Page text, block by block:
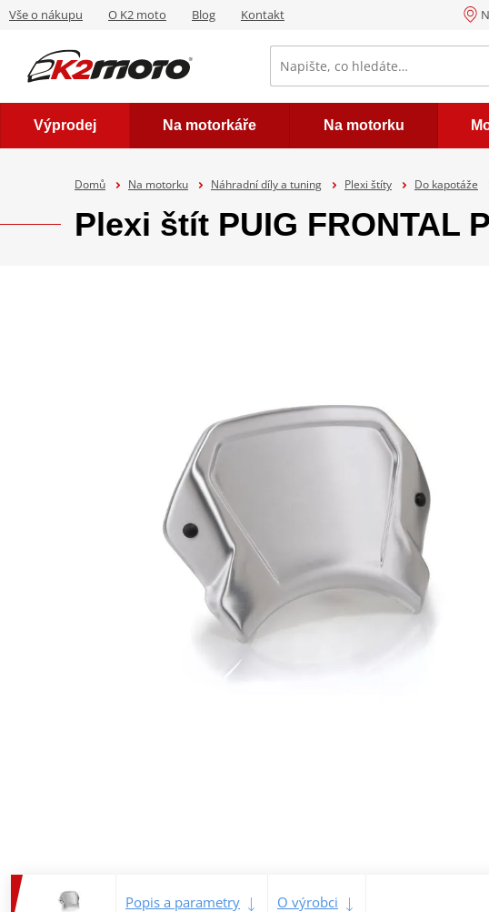
Vše o nákupu O K2 moto Blog Kontakt
Výprodej Na motorkáře Na motorku
Domů Na motorku Náhradní díly a tuning Plexi štíty Do kapotáže
Plexi štít PUIG FRONTAL
Popis a parametry O výrobci